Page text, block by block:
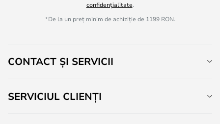
confidențialitate.
*De la un preț minim de achiziție de 1199 RON.
CONTACT ȘI SERVICII
SERVICIUL CLIENȚI